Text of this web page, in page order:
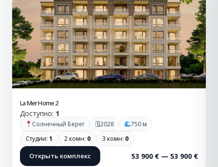
La Mer Home 2
Доступно: 1
Солнечный Берег 🗓2028
750 м
Студии: 1 2 комн: 0 3 комн: 0
Открыть комплекс 53 900 € — 53 900 €